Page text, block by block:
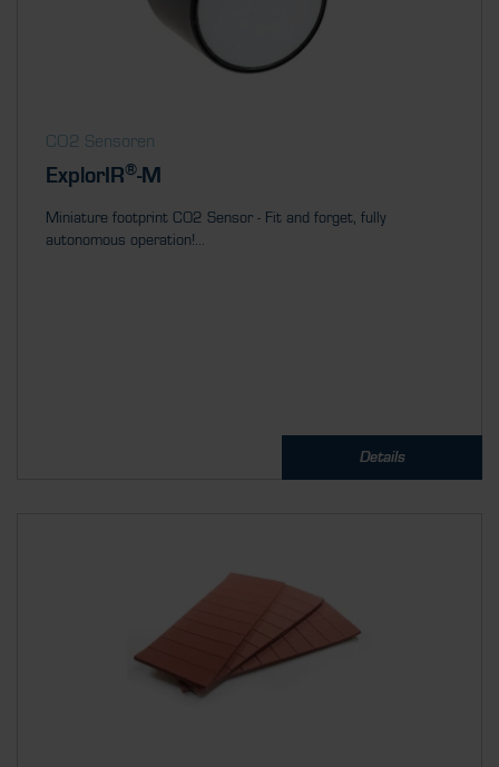
CO2 Sensoren
ExplorIR®-M
Miniature footprint CO2 Sensor - Fit and forget, fully
autonomous operation!...
Details